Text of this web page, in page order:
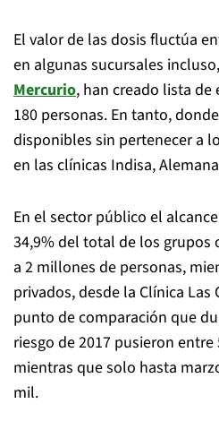
El valor de las dosis fluctúa
en algunas sucursales
Mercurio, han creado lista de
180 personas. En tanto,
disponibles sin pertenecer a
en las clínicas Indisa,
En el sector público el
34,9% del total de los grupos
a 2 millones de personas,
privados, desde la Clínica Las
punto de comparación que
riesgo de 2017 pusieron entre
mientras que solo hasta
mil.